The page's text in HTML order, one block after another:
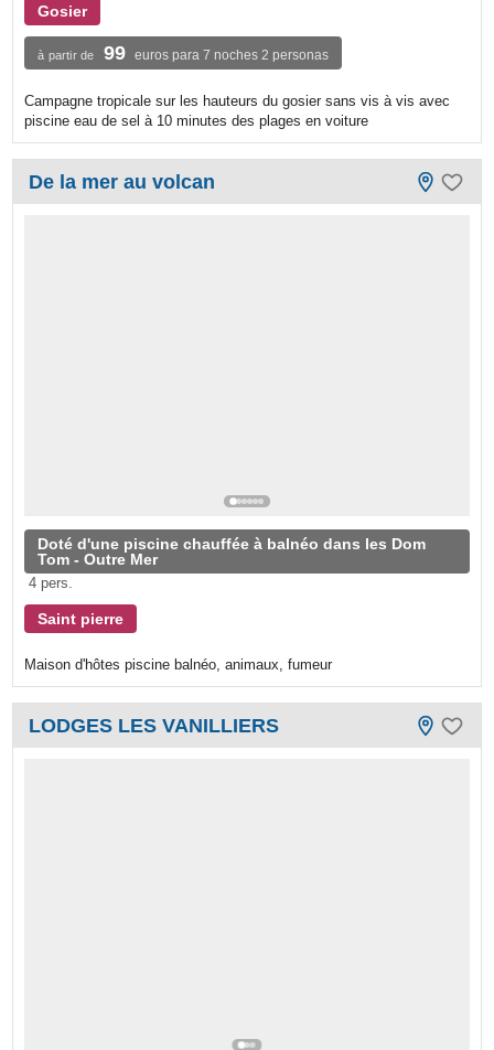
Gosier
à partir de 99 euros para 7 noches 2 personas
Campagne tropicale sur les hauteurs du gosier sans vis à vis avec
piscine eau de sel à 10 minutes des plages en voiture
De la mer au volcan
Doté d'une piscine chauffée à balnéo dans les Dom
Tom - Outre Mer
4 pers.
Saint pierre
Maison d'hôtes piscine balnéo, animaux, fumeur
LODGES LES VANILLIERS